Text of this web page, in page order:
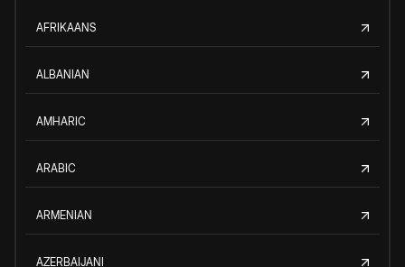
AFRIKAANS
ALBANIAN
AMHARIC
ARABIC
ARMENIAN
AZERBAIJANI